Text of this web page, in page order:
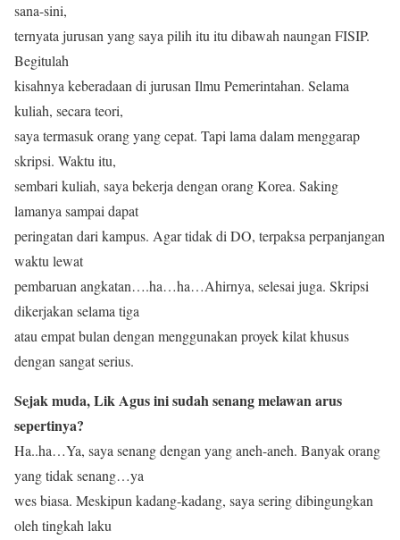
sana-sini,
ternyata jurusan yang saya pilih itu itu dibawah naungan FISIP.
Begitulah
kisahnya keberadaan di jurusan Ilmu Pemerintahan. Selama
kuliah, secara teori,
saya termasuk orang yang cepat. Tapi lama dalam menggarap
skripsi. Waktu itu,
sembari kuliah, saya bekerja dengan orang Korea. Saking
lamanya sampai dapat
peringatan dari kampus. Agar tidak di DO, terpaksa perpanjangan
waktu lewat
pembaruan angkatan….ha…ha…Ahirnya, selesai juga. Skripsi
dikerjakan selama tiga
atau empat bulan dengan menggunakan proyek kilat khusus
dengan sangat serius.
Sejak muda, Lik Agus ini sudah senang melawan arus
sepertinya?
Ha..ha…Ya, saya senang dengan yang aneh-aneh. Banyak orang
yang tidak senang…ya
wes biasa. Meskipun kadang-kadang, saya sering dibingungkan
oleh tingkah laku